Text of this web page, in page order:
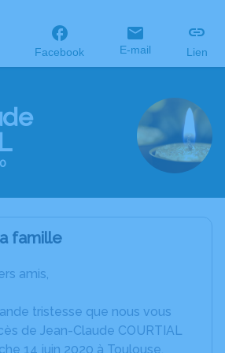
Facebook E-mail Lien
famille
amis,
tristesse que nous vous
de Jean-Claude COURTIAL
14 juin 2020 à Toulouse.